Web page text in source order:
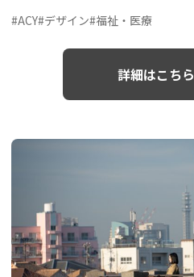
#ACY#デザイン#福祉・医療
詳細はこちら